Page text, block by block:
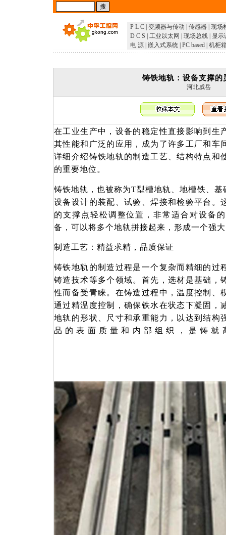
P L C 变频器与传动 传感器 现场
D C S
工业以太网 现场总线
显示
电 源 嵌入式系统 PC based 机柜
铸铁地轨：设备支撑的
河北威岳
在工业生产中，设备的稳定性直接影响到生
其性能和广泛的应用，成为了许多工厂和车
详细介绍铸铁地轨的制造工艺、结构特点和
的重要地位。
铸铁地轨，也被称为T型槽地轨、地槽铁、
设备设计的装配、试验、焊接和检验平台。
的支撑点轻松调整位置，非常适合对设备
备，可以将多个地轨拼接起来，形成一个强
制造工艺：精益求精，品质保证
铸铁地轨的制造过程是一个复杂而精细的过
铸造技术等多个领域。首先，选材是基础，
性而备受青睐。在铸造过程中，温度控制、
通过精温度控制，确保铁水在状态下凝固，
地轨的形状、尺寸和承重能力，以达到结构
品的表面质量和内部组织，是铸就